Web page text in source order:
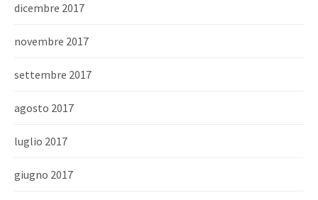
dicembre 2017
novembre 2017
settembre 2017
agosto 2017
luglio 2017
giugno 2017